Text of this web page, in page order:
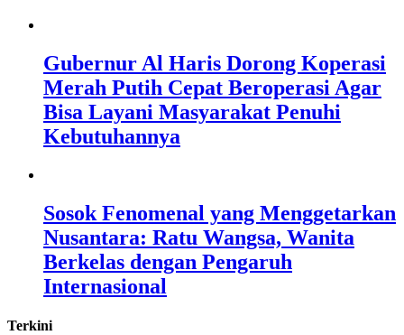
Gubernur Al Haris Dorong Koperasi
Merah Putih Cepat Beroperasi Agar
Bisa Layani Masyarakat Penuhi
Kebutuhannya
Sosok Fenomenal yang Menggetarkan
Nusantara: Ratu Wangsa, Wanita
Berkelas dengan Pengaruh
Internasional
Terkini